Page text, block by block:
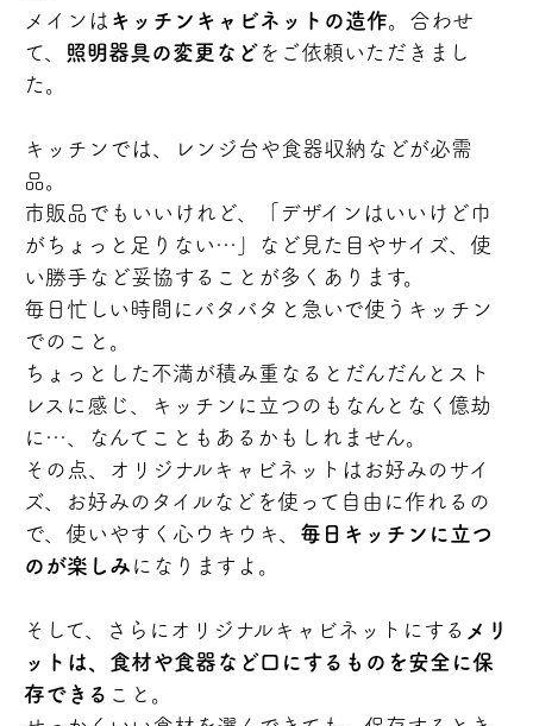
メインは キッチンキャビネットの造作。合わせ
て、
照明器具の変更など をご依頼いただきまし
た。
キッチンでは、レンジ台や食器収納などが必需
品。
市販品でもいいけれど、「デザインはいいけど巾
がちょっと足りない…」など見た目やサイズ、使
い勝手など妥協することが多くあります。
毎日忙しい時間にバタバタと急いで使うキッチン
でのこと。
ちょっとした不満が積み重なるとだんだんとスト
レスに感じ、キッチンに立つのもなんとなく億劫
に…、なんてこともあるかもしれません。
その点、オリジナルキャビネットはお好みのサイ
ズ、お好みのタイルなどを使って自由に作れるの
で、使いやすく心ウキウキ、 毎日キッチンに立つ
のが楽しみ になりますよ。
そして、さらにオリジナルキャビネットにする メリ
ットは、食材や食器など口にするものを安全に保
存できる こと。